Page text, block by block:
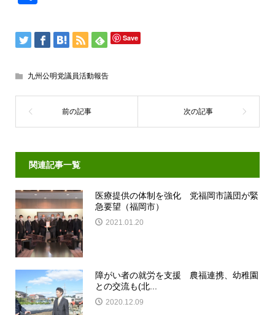
Save
九州公明党議員活動報告
関連記事一覧
医療提供の体制を強化 党福岡市議団が緊
急要望（福岡市）
2021.01.20
障がい者の就労を支援 農福連携、幼稚園
との交流も(北...
2020.12.09